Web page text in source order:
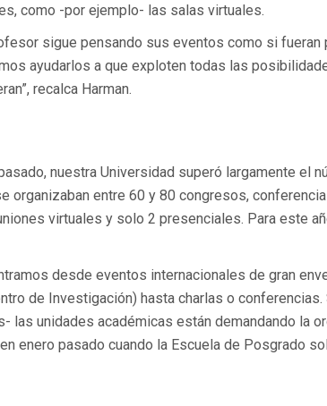
como -por ejemplo- las salas virtuales.
sigue pensando sus eventos como si fueran
ayudarlos a que exploten todas las
recalca Harman.
nuestra Universidad superó largamente el
organizaban entre 60 y 80 congresos,
virtuales y solo 2 presenciales. Para este
desde eventos internacionales de gran
de Investigación) hasta charlas o
las unidades académicas están demandando la
enero pasado cuando la Escuela de Posgrado